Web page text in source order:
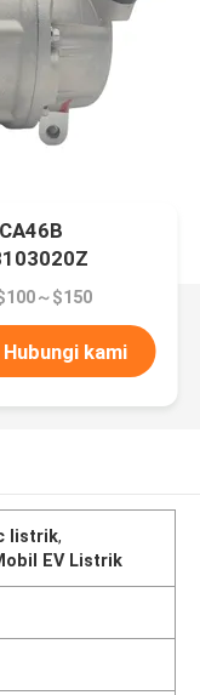
～$150
Hubungi kami
listrik,
EV Listrik